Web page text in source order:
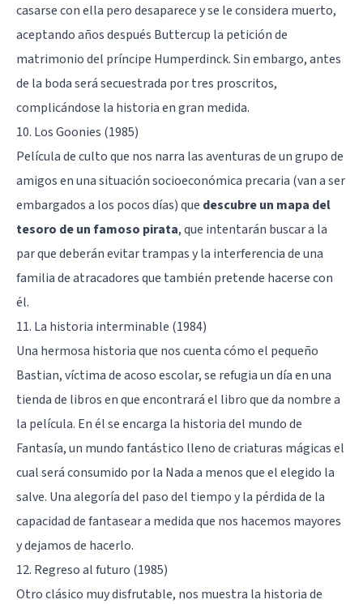
casarse con ella pero desaparece y se le considera muerto,
aceptando años después Buttercup la petición de
matrimonio del príncipe Humperdinck. Sin embargo, antes
de la boda será secuestrada por tres proscritos,
complicándose la historia en gran medida.
10. Los Goonies (1985)
Película de culto que nos narra las aventuras de un grupo de
amigos en una situación socioeconómica precaria (van a ser
embargados a los pocos días) que descubre un mapa del
tesoro de un famoso pirata, que intentarán buscar a la
par que deberán evitar trampas y la interferencia de una
familia de atracadores que también pretende hacerse con
él.
11. La historia interminable (1984)
Una hermosa historia que nos cuenta cómo el pequeño
Bastian, víctima de acoso escolar, se refugia un día en una
tienda de libros en que encontrará el libro que da nombre a
la película. En él se encarga la historia del mundo de
Fantasía, un mundo fantástico lleno de criaturas mágicas el
cual será consumido por la Nada a menos que el elegido la
salve. Una alegoría del paso del tiempo y la pérdida de la
capacidad de fantasear a medida que nos hacemos mayores
y dejamos de hacerlo.
12. Regreso al futuro (1985)
Otro clásico muy disfrutable, nos muestra la historia de